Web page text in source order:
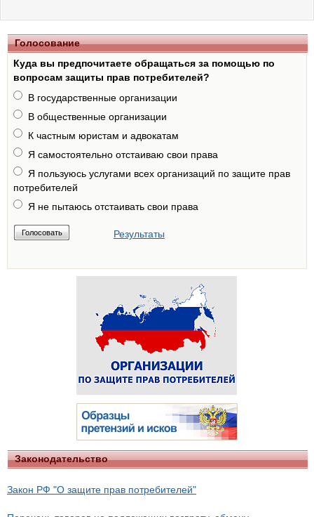
Голосование
Куда вы предпочитаете обращаться за помощью по
вопросам защиты прав потребителей?
В государственные организации
В общественные организации
К частным юристам и адвокатам
Я самостоятельно отстаиваю свои права
Я пользуюсь услугами всех организаций по защите прав
потребителей
Я не пытаюсь отстаивать свои права
Результаты
Законодательство
Закон РФ "О защите прав потребителей"